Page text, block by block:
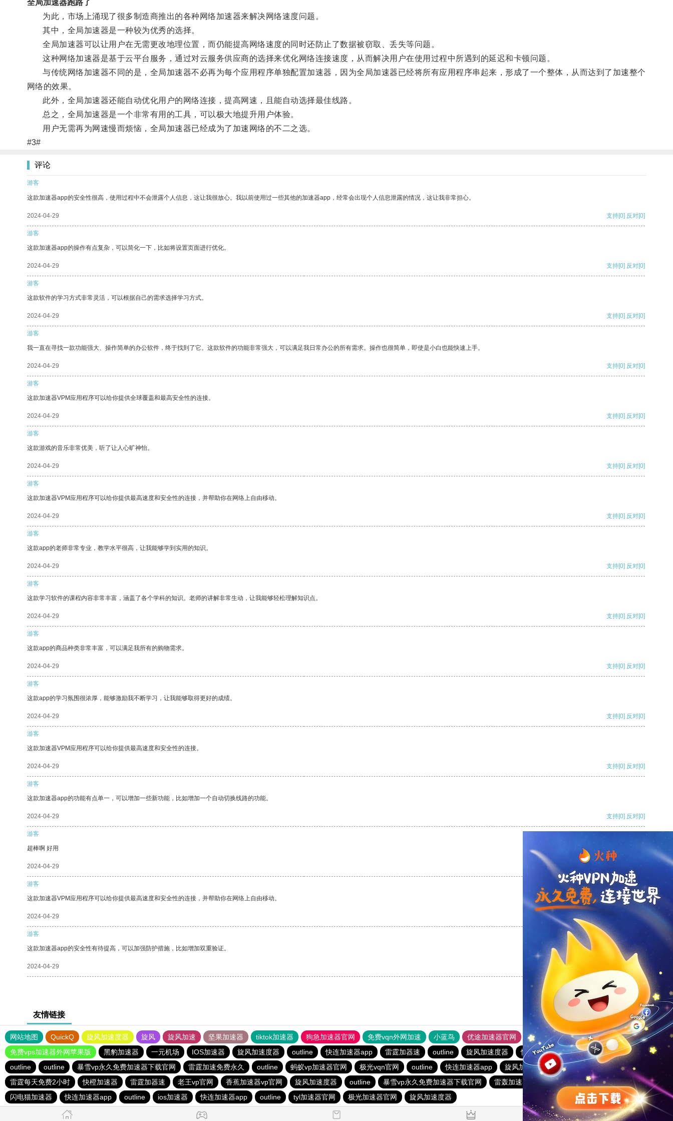
全局加速器跑路了
为此，市场上涌现了很多制造商推出的各种网络加速器来解决网络速度问题。
其中，全局加速器是一种较为优秀的选择。
全局加速器可以让用户在无需更改地理位置，而仍能提高网络速度的同时还防止了数据被窃取、丢失等问题。
这种网络加速器是基于云平台服务，通过对云服务供应商的选择来优化网络连接速度，从而解决用户在使用过程中所遇到的延迟和卡顿问题。
与传统网络加速器不同的是，全局加速器不必再为每个应用程序单独配置加速器，因为全局加速器已经将所有应用程序串起来，形成了一个整体，从而达到了加速整个
网络的效果。
此外，全局加速器还能自动优化用户的网络连接，提高网速，且能自动选择最佳线路。
总之，全局加速器是一个非常有用的工具，可以极大地提升用户体验。
用户无需再为网速慢而烦恼，全局加速器已经成为了加速网络的不二之选。
#3#
评论
游客
这款加速器app的安全性很高，使用过程中不会泄露个人信息，这让我很放心。我以前使用过一些其他的加速器app，经常会出现个人信息泄露的情况，这让我非常担心。
2024-04-29 支持[0] 反对[0]
游客
这款加速器app的操作有点复杂，可以简化一下，比如将设置页面进行优化。
2024-04-29 支持[0] 反对[0]
游客
这款软件的学习方式非常灵活，可以根据自己的需求选择学习方式。
2024-04-29 支持[0] 反对[0]
游客
我一直在寻找一款功能强大、操作简单的办公软件，终于找到了它。这款软件的功能非常强大，可以满足我日常办公的所有需求。操作也很简单，即使是小白也能快速上手。
2024-04-29 支持[0] 反对[0]
游客
这款加速器VPM应用程序可以给你提供全球覆盖和最高安全性的连接。
2024-04-29 支持[0] 反对[0]
游客
这款游戏的音乐非常优美，听了让人心旷神怡。
2024-04-29 支持[0] 反对[0]
游客
这款加速器VPM应用程序可以给你提供最高速度和安全性的连接，并帮助你在网络上自由移动。
2024-04-29 支持[0] 反对[0]
游客
这款app的老师非常专业，教学水平很高，让我能够学到实用的知识。
2024-04-29 支持[0] 反对[0]
游客
这款学习软件的课程内容非常丰富，涵盖了各个学科的知识。老师的讲解非常生动，让我能够轻松理解知识点。
2024-04-29 支持[0] 反对[0]
游客
这款app的商品种类非常丰富，可以满足我所有的购物需求。
2024-04-29 支持[0] 反对[0]
游客
这款app的学习氛围很浓厚，能够激励我不断学习，让我能够取得更好的成绩。
2024-04-29 支持[0] 反对[0]
游客
这款加速器VPM应用程序可以给你提供最高速度和安全性的连接。
2024-04-29 支持[0] 反对[0]
游客
这款加速器app的功能有点单一，可以增加一些新功能，比如增加一个自动切换线路的功能。
2024-04-29 支持[0] 反对[0]
游客
超棒啊 好用
2024-04-29
游客
这款加速器VPM应用程序可以给你提供最高速度和安全性的连接，并帮助你在网络上自由移动。
2024-04-29 反对
游客
这款加速器app的安全性有待提高，可以加强防护措施，比如增加双重验证。
2024-04-29 反对[0]
友情链接
网站地图 QuickQ 旋风加速度器 旋风 旋风加速 坚果加速器 tiktok加速器 狗急加速器官网 免费vqn外网加速 小蓝鸟 优途加速器官网 风驰加速器 旋风加速器
八戒看书
免费vps加速器外网苹果版
黑豹加速器 一元机场 IOS加速器 旋风加速度器 outline 快连加速器app 雷霆加器速 outline 旋风加速度器 快连加速器app outline
橘子加速器
outline
outline 暴雪vp永久免费加速器下载官网 雷霆加速免费永久 outline 蚂蚁vp加速器官网 极光vqn官网 outline 快连加速器app 旋风加速度器
旋风加速度器
雷霆每天免费2小时
快橙加速器 雷霆加器速 老王vp官网 香蕉加速器vp官网 旋风加速度器 outline 暴雪vp永久免费加速器下载官网 雷轰加速器
telegeram苹果加速器
闪电猫加速器
快连加速器app outline ios加速器 快连加速器app outline tyl加速器官网 极光加速器官网 旋风加速度器